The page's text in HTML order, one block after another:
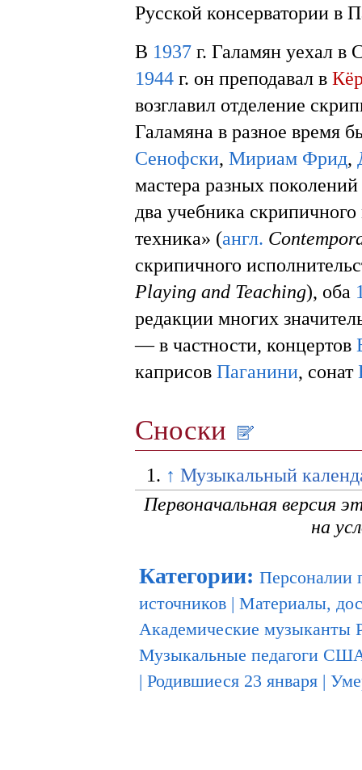
Русской консерватории в
В 1937 г. Галамян уехал
1944 г. он преподавал в
возглавил отделение
Галамяна в разное время
Сенофски, Мириам Фрид,
мастера разных
два учебника
техника» (англ.
скрипичного
Playing and Teaching), оба
редакции многих
— в частности, концертов
каприсов Паганини, сонат
Сноски
↑ Музыкальный
Первоначальная версия
на
Категории: Персоналии
источников | Материалы,
Академические музыканты
Музыкальные педагоги
| Родившиеся 23 января |